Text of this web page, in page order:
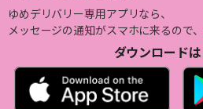
ゆめデリバリー専用アプリなら、
メッセージの通知がスマホに来るので、
ダウンロード